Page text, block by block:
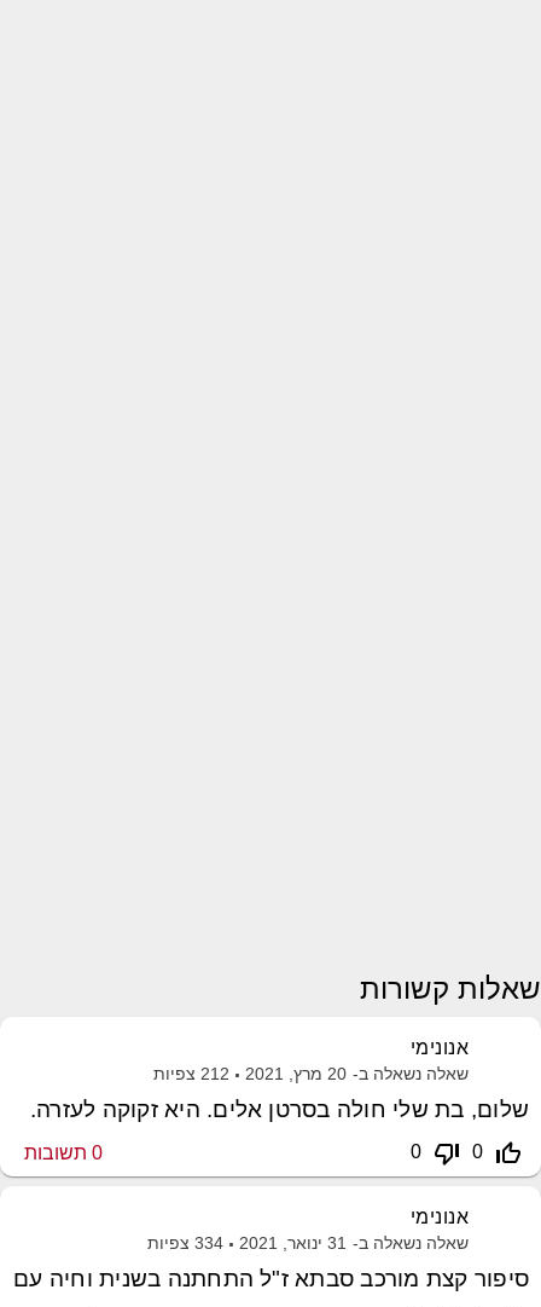
שאלות קשורות
אנונימי
שאלה נשאלה ב- 20 מרץ, 2021 212 צפיות
שלום, בת שלי חולה בסרטן אלים. היא זקוקה לעזרה.
thumb_up_off_alt
0
thumb_down_off_alt
0
0 תשובות
אנונימי
שאלה נשאלה ב- 31 ינואר, 2021 334 צפיות
סיפור קצת מורכב סבתא ז"ל התחתנה בשנית וחיה עם